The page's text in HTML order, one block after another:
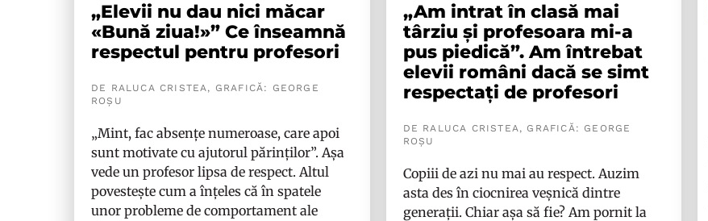
„Elevii nu dau nici măcar
«Bună ziua!»” Ce înseamnă
respectul pentru profesori
DE RALUCA CRISTEA, GRAFICĂ: GEORGE
ROȘU
„Mint, fac absențe numeroase, care apoi
sunt motivate cu ajutorul părinților”. Așa
vede un profesor lipsa de respect. Altul
povestește cum a înțeles că în spatele
unor probleme de comportament ale
„Am intrat în clasă mai
târziu și profesoara mi-a
pus piedică”. Am întrebat
elevii români dacă se simt
respectați de profesori
DE RALUCA CRISTEA, GRAFICĂ: GEORGE
ROȘU
Copiii de azi nu mai au respect. Auzim
asta des în ciocnirea veșnică dintre
generații. Chiar așa să fie? Am pornit la